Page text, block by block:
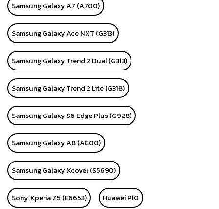
Samsung Galaxy A7 (A700)
Samsung Galaxy Ace NXT (G313)
Samsung Galaxy Trend 2 Dual (G313)
Samsung Galaxy Trend 2 Lite (G318)
Samsung Galaxy S6 Edge Plus (G928)
Samsung Galaxy A8 (A800)
Samsung Galaxy Xcover (S5690)
Sony Xperia Z5 (E6653) Huawei P10